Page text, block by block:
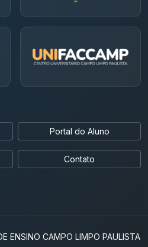
Portal do Aluno
Contato
ENSINO CAMPO LIMPO PAULISTA